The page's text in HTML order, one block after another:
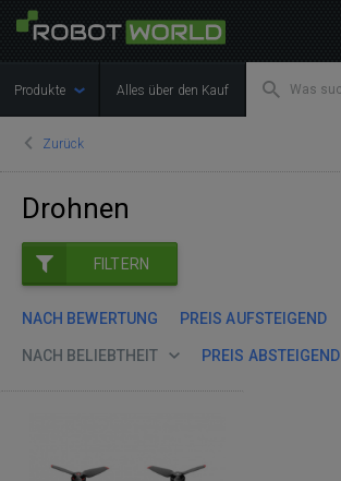
Produkte Alles über den Kauf
Zurück
Drohnen
FILTERN
NACH BEWERTUNG PREIS AUFSTEIGEND
NACH BELIEBTHEIT PREIS ABSTEIGEND